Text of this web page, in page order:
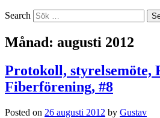
Search
Månad: augusti 2012
Protokoll, styrelsemöte,
Fiberförening, #8
Posted on 26 augusti 2012 by Gustav